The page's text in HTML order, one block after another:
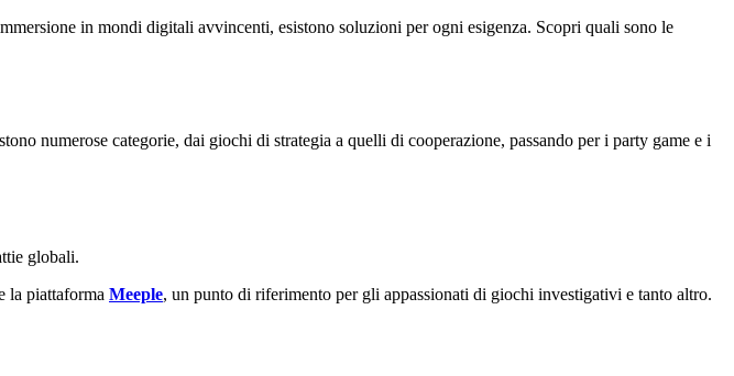
in mondi digitali avvincenti, esistono soluzioni per ogni esigenza. Scopri quali sono le
numerose categorie, dai giochi di strategia a quelli di cooperazione, passando per i party game e i
globali.
la piattaforma Meeple, un punto di riferimento per gli appassionati di giochi investigativi e tanto altro.